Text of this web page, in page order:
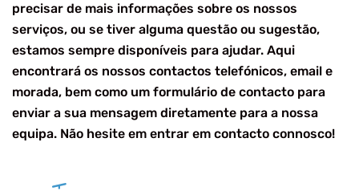
precisar de mais informações sobre os nossos
serviços, ou se tiver alguma questão ou sugestão,
estamos sempre disponíveis para ajudar. Aqui
encontrará os nossos contactos telefónicos, email e
morada, bem como um formulário de contacto para
enviar a sua mensagem diretamente para a nossa
equipa. Não hesite em entrar em contacto connosco!